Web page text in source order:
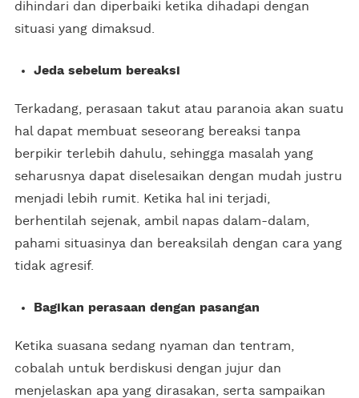
dihindari dan diperbaiki ketika dihadapi dengan
situasi yang dimaksud.
Jeda sebelum bereaksi
Terkadang, perasaan takut atau paranoia akan suatu
hal dapat membuat seseorang bereaksi tanpa
berpikir terlebih dahulu, sehingga masalah yang
seharusnya dapat diselesaikan dengan mudah justru
menjadi lebih rumit. Ketika hal ini terjadi,
berhentilah sejenak, ambil napas dalam-dalam,
pahami situasinya dan bereaksilah dengan cara yang
tidak agresif.
Bagikan perasaan dengan pasangan
Ketika suasana sedang nyaman dan tentram,
cobalah untuk berdiskusi dengan jujur dan
menjelaskan apa yang dirasakan, serta sampaikan